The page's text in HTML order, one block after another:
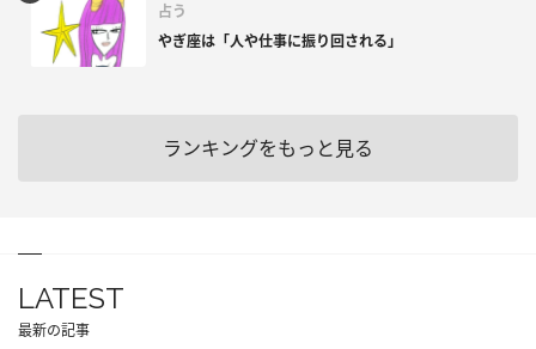
占う
やぎ座は「人や仕事に振り回される」
ランキングをもっと見る
LATEST
最新の記事